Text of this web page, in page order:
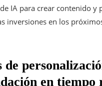
IA para crear contenido y
inversiones en los
de
en tiempo